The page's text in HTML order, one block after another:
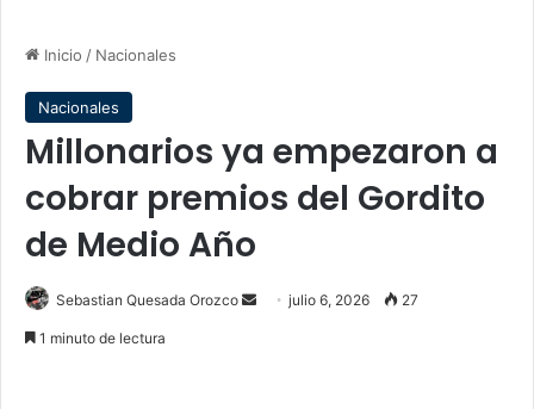
Inicio / Nacionales
Nacionales
Millonarios ya empezaron a
cobrar premios del Gordito
de Medio Año
Sebastian Quesada Orozco
Sendjulio 6, 2026 27
1 minuto de lectura